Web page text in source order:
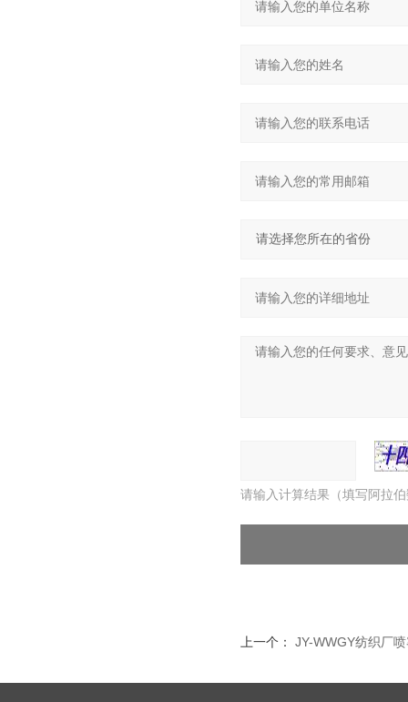
请输入计算结果（填写阿拉
上一个： JY-WWGY纺织厂